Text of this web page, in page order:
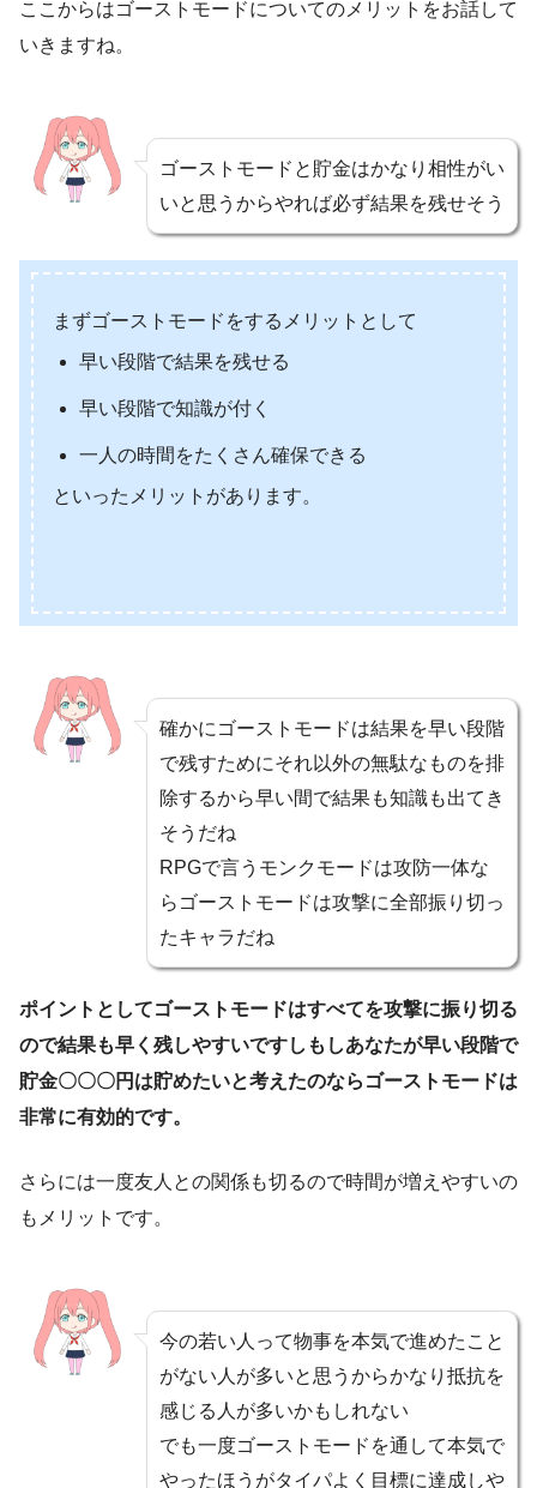
ここからはゴーストモードについてのメリットをお話して
いきますね。
ゴーストモードと貯金はかなり相性がい
いと思うからやれば必ず結果を残せそう
まずゴーストモードをするメリットとして
早い段階で結果を残せる
早い段階で知識が付く
一人の時間をたくさん確保できる
といったメリットがあります。
確かにゴーストモードは結果を早い段階
で残すためにそれ以外の無駄なものを排
除するから早い間で結果も知識も出てき
そうだね
RPGで言うモンクモードは攻防一体な
らゴーストモードは攻撃に全部振り切っ
たキャラだね
ポイントとしてゴーストモードはすべてを攻撃に振り切る
ので結果も早く残しやすいですしもしあなたが早い段階で
貯金〇〇〇円は貯めたいと考えたのならゴーストモードは
非常に有効的です。
さらには一度友人との関係も切るので時間が増えやすいの
もメリットです。
今の若い人って物事を本気で進めたこと
がない人が多いと思うからかなり抵抗を
感じる人が多いかもしれない
でも一度ゴーストモードを通して本気で
やったほうがタイパよく目標に達成しや